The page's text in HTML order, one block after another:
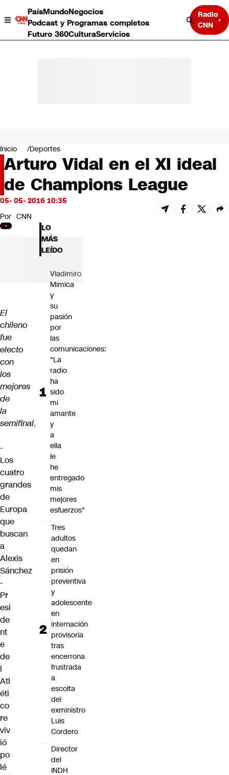
PaísMundoNegocios
Podcast y Programas completos
Futuro 360CulturaServicios
Radio
CNN
Negocios
Deportes
Programas completos
Cultura
Servicios
Bits
CNN Data
CNN tiempo
Futuro 360
Inicio Deportes
Arturo Vidal en el XI ideal
de Champions League
05- 05- 2016 10:35
Por CNN
El
chileno
fue
electo
con
los
mejores
de
la
semifinal.
-
Los
cuatro
grandes
de
Europa
que
buscan
a
Alexis
Sánchez
-
Pr
esi
de
nt
e
de
l
Atl
éti
co
re
viv
ió
po
lé
LO
MÁS
LEÍDO
Vladimiro
Mimica
y
su
pasión
por
las
comunicaciones:
"La
radio
ha
sido
mi
amante
y
a
ella
le
he
entregado
mis
mejores
esfuerzos"
Tres
adultos
quedan
en
prisión
preventiva
y
adolescente
en
internación
provisoria
tras
encerrona
frustrada
a
escolta
del
exministro
Luis
Cordero
Director
del
INDH